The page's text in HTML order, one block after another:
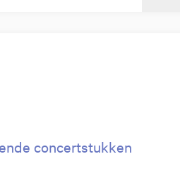
concertstukken